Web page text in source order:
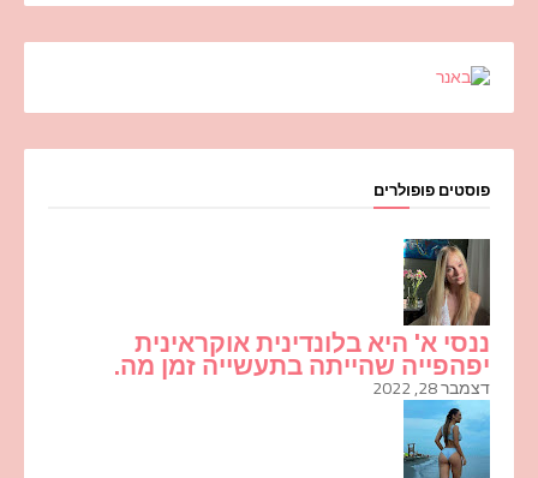
פוסטים פופולרים
ננסי א' היא בלונדינית אוקראינית
יפהפייה שהייתה בתעשייה זמן מה.
דצמבר 28, 2022